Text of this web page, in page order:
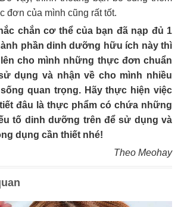
đơn của mình cũng rất tốt.
chắn cơ thể của bạn đã nạp đủ 1
phần dinh dưỡng hữu ích này thì
cho mình những thực đơn chuẩn
dụng và nhận về cho mình nhiều
quan trọng. Hãy thực hiện việc
đâu là thực phẩm có chứa những
tố dinh dưỡng trên để sử dụng và
dụng cần thiết nhé!
Theo Meohay